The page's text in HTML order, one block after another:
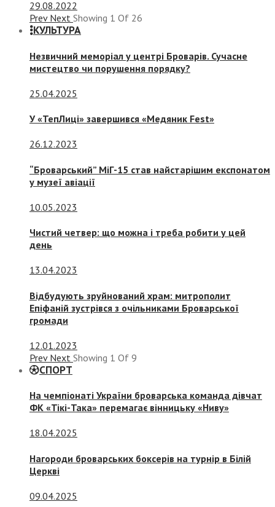
29.08.2022
Prev Next Showing 1 Of 26
КУЛЬТУРА
Незвичний меморіал у центрі Броварів. Сучасне
мистецтво чи порушення порядку?
25.04.2025
У «ТепЛиці» завершився «Медяник Fest»
26.12.2023
“Броварський” МіГ-15 став найстарішим експонатом
у музеї авіації
10.05.2023
Чистий четвер: що можна і треба робити у цей
день
13.04.2023
Відбудують зруйнований храм: митрополит
Епіфаній зустрівся з очільниками Броварської
громади
12.01.2023
Prev Next Showing 1 Of 9
СПОРТ
На чемпіонаті України броварська команда дівчат
ФК «Тікі-Така» перемагає вінницьку «Ниву»
18.04.2025
Нагороди броварських боксерів на турнір в Білій
Церкві
09.04.2025